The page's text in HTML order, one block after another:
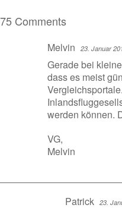
75 Comments
Melvin 23. Januar
Gerade bei
dass es meist
werden können.
VG,
Melvin
Patrick 23.